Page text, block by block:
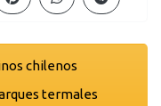
chilenos
termales